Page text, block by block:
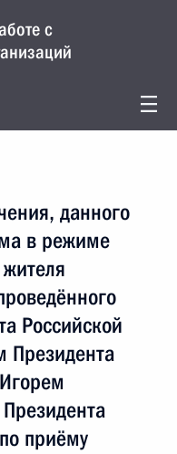
с
данного
в режиме
Российской
приёму